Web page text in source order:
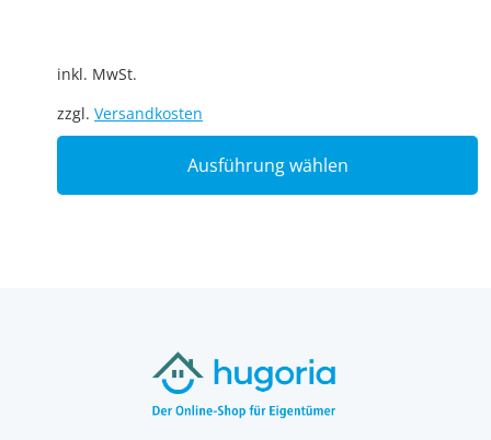
inkl. MwSt.
zzgl. Versandkosten
Ausführung wählen